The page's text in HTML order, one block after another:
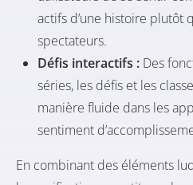
actifs d’une histoire plutôt
spectateurs.
Défis interactifs : Des
séries, les défis et les
manière fluide dans les
sentiment
En combinant des éléments